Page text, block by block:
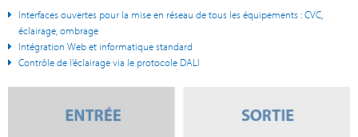
Interfaces ouvertes pour la mise en réseau de tous les équipements : CVC,
éclairage, ombrage
Intégration Web et informatique standard
Contrôle de l’éclairage via le protocole DALI